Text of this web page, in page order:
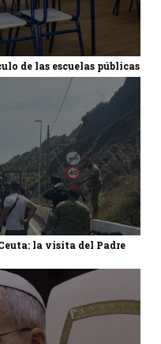
de las escuelas públicas
la visita del Padre